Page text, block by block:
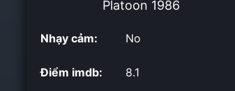
Platoon 1986
Nhạy cảm: No
Điểm imdb: 8.1